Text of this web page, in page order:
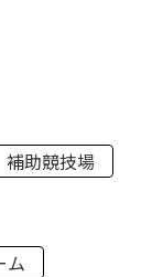
補助競技場
ム